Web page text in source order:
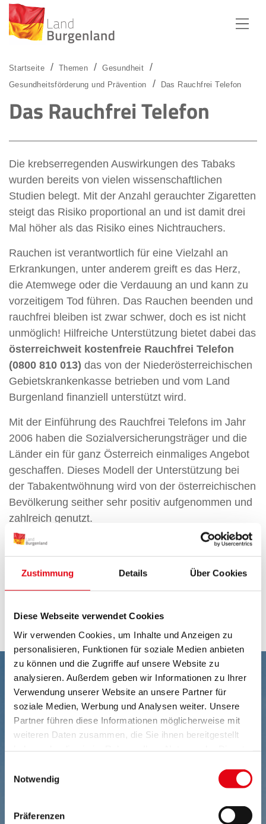
Zustimmung Details Über Cookies
Diese Webseite verwendet Cookies
Wir verwenden Cookies, um Inhalte und Anzeigen zu
personalisieren, Funktionen für soziale Medien anbieten
zu können und die Zugriffe auf unsere Website zu
analysieren. Außerdem geben wir Informationen zu Ihrer
Verwendung unserer Website an unsere Partner für
soziale Medien, Werbung und Analysen weiter. Unsere
Partner führen diese Informationen möglicherweise mit
weiteren Daten zusammen, die Sie ihnen bereitgestellt
Notwendig
Präferenzen
Startseite Themen
Gesundheit
Gesundheitsförderung und Prävention
Das Rauchfrei Telefon
Das Rauchfrei Telefon
Die krebserregenden Auswirkungen des Tabaks
wurden bereits von vielen wissenschaftlichen
Studien belegt. Mit der Anzahl gerauchter Zigaretten
steigt das Risiko proportional an und ist damit drei
Mal höher als das Risiko eines Nichtrauchers.
Rauchen ist verantwortlich für eine Vielzahl an
Erkrankungen, unter anderem greift es das Herz,
die Atemwege oder die Verdauung an und kann zu
vorzeitigem Tod führen. Das Rauchen beenden und
rauchfrei bleiben ist zwar schwer, doch es ist nicht
unmöglich! Hilfreiche Unterstützung bietet dabei das
österreichweit kostenfreie Rauchfrei Telefon
(0800 810 013) das von der Niederösterreichischen
Gebietskrankenkasse betrieben und vom Land
Burgenland finanziell unterstützt wird.
Mit der Einführung des Rauchfrei Telefons im Jahr
2006 haben die Sozialversicherungsträger und die
Länder ein für ganz Österreich einmaliges Angebot
geschaffen. Dieses Modell der Unterstützung bei
der Tabakentwöhnung wird von der österreichischen
Bevölkerung seither sehr positiv aufgenommen und
zahlreich genutzt.
Weitere Informationen über das Rauchfrei
Telefon und wie Sie es erreichen können erfahren
Sie in der Broschüre oder unter folgendem Link:
www.rauchfrei.at!
Folder "Schluss mit Rauchen"